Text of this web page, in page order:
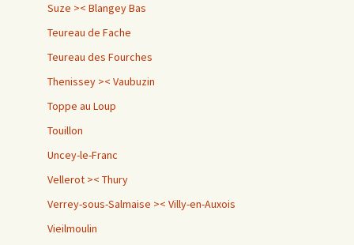
Suze >< Blangey Bas
Teureau de Fache
Teureau des Fourches
Thenissey >< Vaubuzin
Toppe au Loup
Touillon
Uncey-le-Franc
Vellerot >< Thury
Verrey-sous-Salmaise >< Villy-en-Auxois
Vieilmoulin